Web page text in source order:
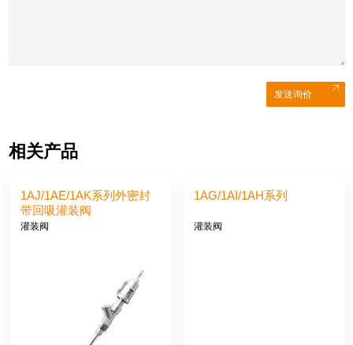
发送询价
相关产品
1AJ/1AE/1AK系列外密封
带回吸灌装阀
灌装阀
1AG/1AI/1AH系列
灌装阀